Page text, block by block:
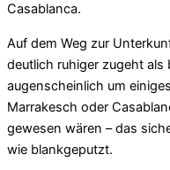
Casablanca.
Auf dem Weg zur
deutlich ruhiger zugeht als
augenscheinlich um
Marrakesch oder
gewesen wären – das
wie blankgeputzt.